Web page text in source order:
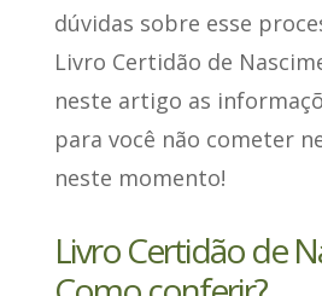
dúvidas sobre esse
Livro Certidão de
neste artigo as
para você não cometer
neste momento!
Livro Certidão de